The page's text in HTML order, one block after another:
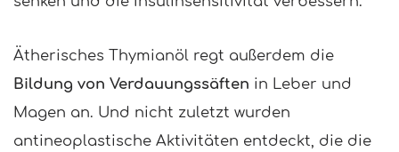
Ätherisches Thymianöl regt außerdem die
Bildung von Verdauungssäften in Leber und
Magen an. Und nicht zuletzt wurden
antineoplastische Aktivitäten entdeckt, die die